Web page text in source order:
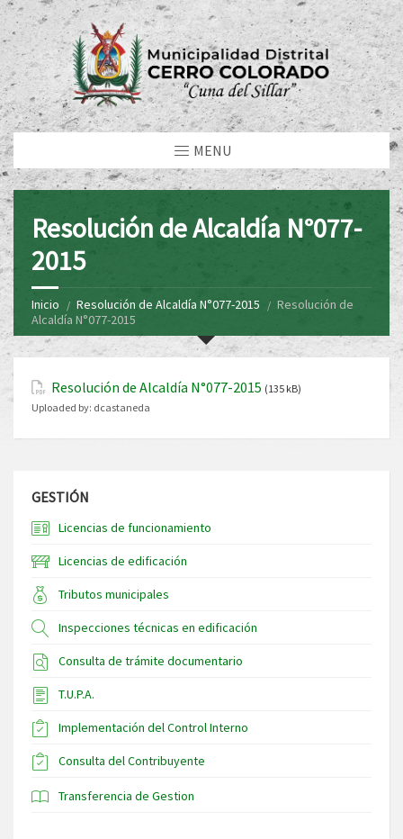
MENU
Resolución de Alcaldía N°077-
2015
Inicio Resolución de Alcaldía N°077-2015
Resolución de
Alcaldía N°077-2015
Resolución de Alcaldía N°077-2015 (135 kB)
Uploaded by: dcastaneda
GESTIÓN
Licencias de funcionamiento
Licencias de edificación
Tributos municipales
Inspecciones técnicas en edificación
Consulta de trámite documentario
T.U.P.A.
Implementación del Control Interno
Consulta del Contribuyente
Transferencia de Gestion